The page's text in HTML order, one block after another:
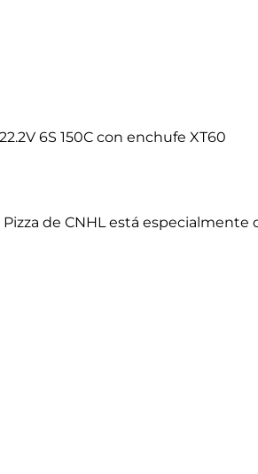
6S 150C con enchufe XT60
de CNHL está especialmente